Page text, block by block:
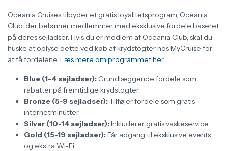
Oceania Cruises tilbyder et gratis loyalitetsprogram, Oceania
Club, der belønner medlemmer med eksklusive fordele baseret
på deres sejladser. Hvis du er medlem af Oceania Club, skal du
huske at oplyse dette ved køb af krydstogter hos MyCruise for
at få fordelene. Læs mere om programmet her.
Blue (1-4 sejladser): Grundlæggende fordele som
rabatter på fremtidige krydstogter.
Bronze (5-9 sejladser):Tilføjer fordele som gratis
internetminutter.
Silver (10-14 sejladser):Inkluderer gratis vaskeservice.
Gold (15-19 sejladser):Får adgang til eksklusive events
og ekstra Wi-Fi.